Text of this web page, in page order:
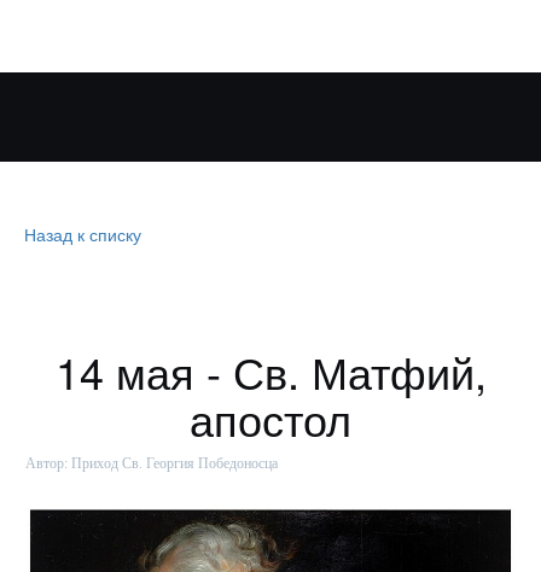
Назад к списку
14 мая - Св. Матфий,
апостол
Автор: Приход Св. Георгия Победоносца